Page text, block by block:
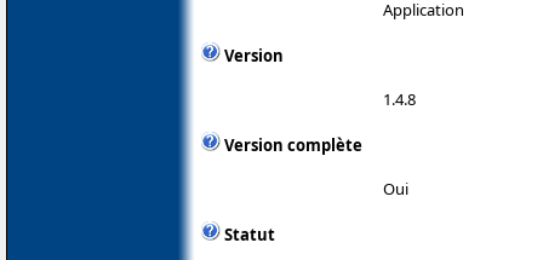
Application
Version
1.4.8
Version complète
Oui
Statut